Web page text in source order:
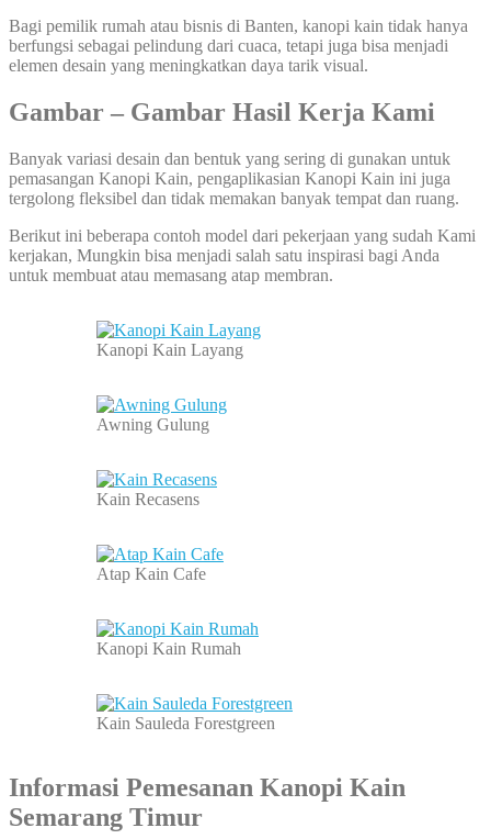
Bagi pemilik rumah atau bisnis di Banten, kanopi kain tidak hanya
berfungsi sebagai pelindung dari cuaca, tetapi juga bisa menjadi
elemen desain yang meningkatkan daya tarik visual.
Gambar – Gambar Hasil Kerja Kami
Banyak variasi desain dan bentuk yang sering di gunakan untuk
pemasangan Kanopi Kain, pengaplikasian Kanopi Kain ini juga
tergolong fleksibel dan tidak memakan banyak tempat dan ruang.
Berikut ini beberapa contoh model dari pekerjaan yang sudah Kami
kerjakan, Mungkin bisa menjadi salah satu inspirasi bagi Anda
untuk membuat atau memasang atap membran.
Kanopi Kain Layang
Awning Gulung
Kain Recasens
Atap Kain Cafe
Kanopi Kain Rumah
Kain Sauleda Forestgreen
Informasi Pemesanan Kanopi Kain
Semarang Timur